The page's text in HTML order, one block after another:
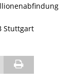
Stuttgart